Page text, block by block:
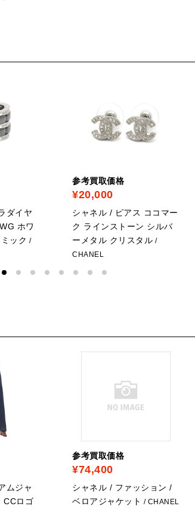
ダイヤ
ホワ
ック /
参考買取価格
¥20,000
シャネル / ピアス ココマー
ク ラインストーン シルバ
ーメタル クリスタル /
CHANEL
ムジャ
CCロゴ
参考買取価格
¥74,400
シャネル / ファッション /
ベロアジャケット / CHANEL